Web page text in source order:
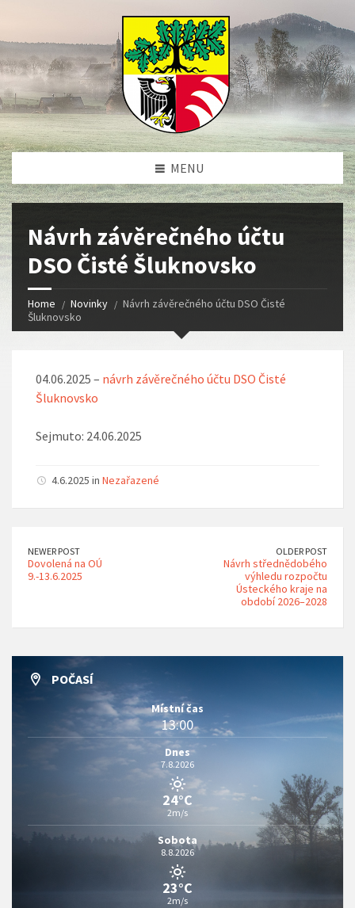
MENU
Návrh závěrečného účtu
DSO Čisté Šluknovsko
Home Novinky
Návrh závěrečného účtu DSO Čisté
Šluknovsko
04.06.2025 – návrh závěrečného účtu DSO Čisté
Šluknovsko
Sejmuto: 24.06.2025
4.6.2025 in Nezařazené
NEWER POST
Dovolená na OÚ
9.-13.6.2025
OLDER POST
Návrh střednědobého
výhledu rozpočtu
Ústeckého kraje na
období 2026–2028
POČASÍ
Místní čas
13:00
Dnes
7.8.2026
24°C
2m/s
Sobota
8.8.2026
23°C
2m/s